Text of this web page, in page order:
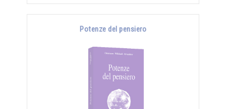
Potenze del pensiero